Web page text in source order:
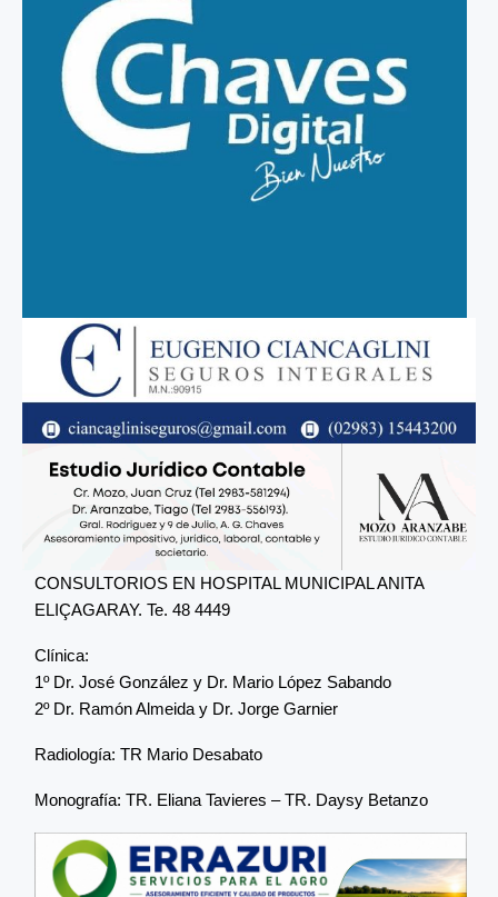
CONSULTORIOS EN HOSPITAL MUNICIPAL ANITA
ELIÇAGARAY. Te. 48 4449
Clínica:
1º Dr. José González y Dr. Mario López Sabando
2º Dr. Ramón Almeida y Dr. Jorge Garnier
Radiología: TR Mario Desabato
Monografía: TR. Eliana Tavieres – TR. Daysy Betanzo